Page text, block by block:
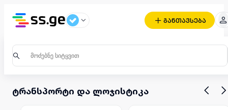
განთავსება
ტრანსპორტი და ლოჯისტიკა